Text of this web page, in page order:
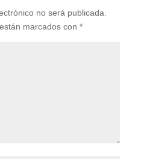
no será publicada.
marcados con *